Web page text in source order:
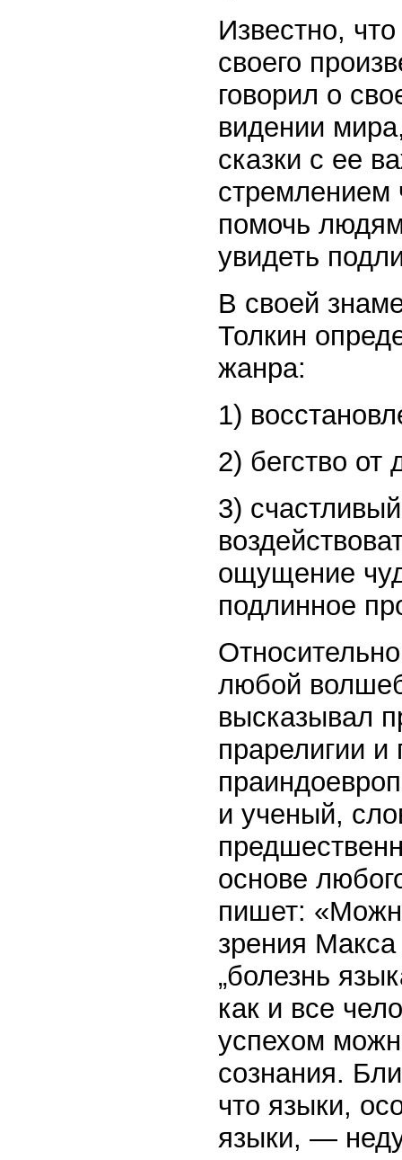
Известно,
своего
говорил о
видении
сказки с ее
стремлением
помочь
увидеть
В своей
Толкин
жанра:
1)
2) бегство от
3)
ощущение
подлинное
любой
высказывал
прарелигии
и ученый,
основе
пишет:
зрения
„болезнь
как и все
успехом
сознания.
что языки,
языки, —